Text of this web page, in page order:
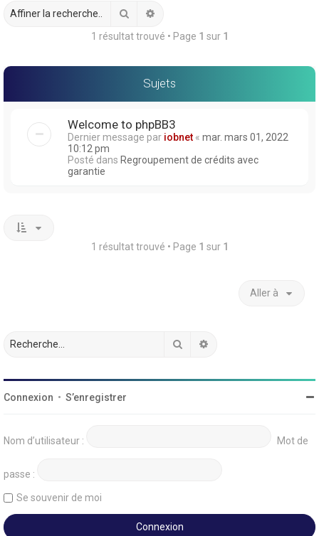
Rechercher
1 résultat trouvé • Page 1 sur 1
Sujets
Welcome to phpBB3
Dernier message par iobnet « mar. mars 01, 2022
10:12 pm
Posté dans Regroupement de crédits avec
garantie
1 résultat trouvé • Page 1 sur 1
Aller à
Rechercher
Connexion • S’enregistrer
Nom d’utilisateur : Mot de
passe :
Se souvenir de moi